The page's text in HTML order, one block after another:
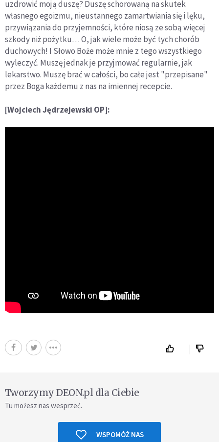
uzdrowić moją duszę? Duszę schorowaną na skutek
własnego egoizmu, nieustannego zamartwiania się i lęku,
przywiązania do przyjemności, które niosą ze sobą więcej
szkody niż pożytku… O, jak wiele może być tych chorób
duchowych! I Słowo Boże może mnie z tego wszystkiego
wyleczyć. Muszę jednak je przyjmować regularnie, jak
lekarstwo. Muszę brać w całości, bo całe jest "przepisane"
przez Boga każdemu z nas na imiennej recepcie.
[Wojciech Jędrzejewski OP]:
Tworzymy DEON.pl dla Ciebie
Tu możesz nas wesprzeć.
WSPOMÓŻ NAS